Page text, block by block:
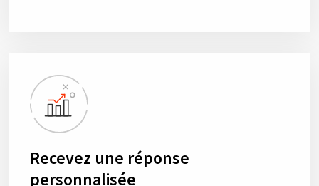
Recevez une réponse
personnalisée